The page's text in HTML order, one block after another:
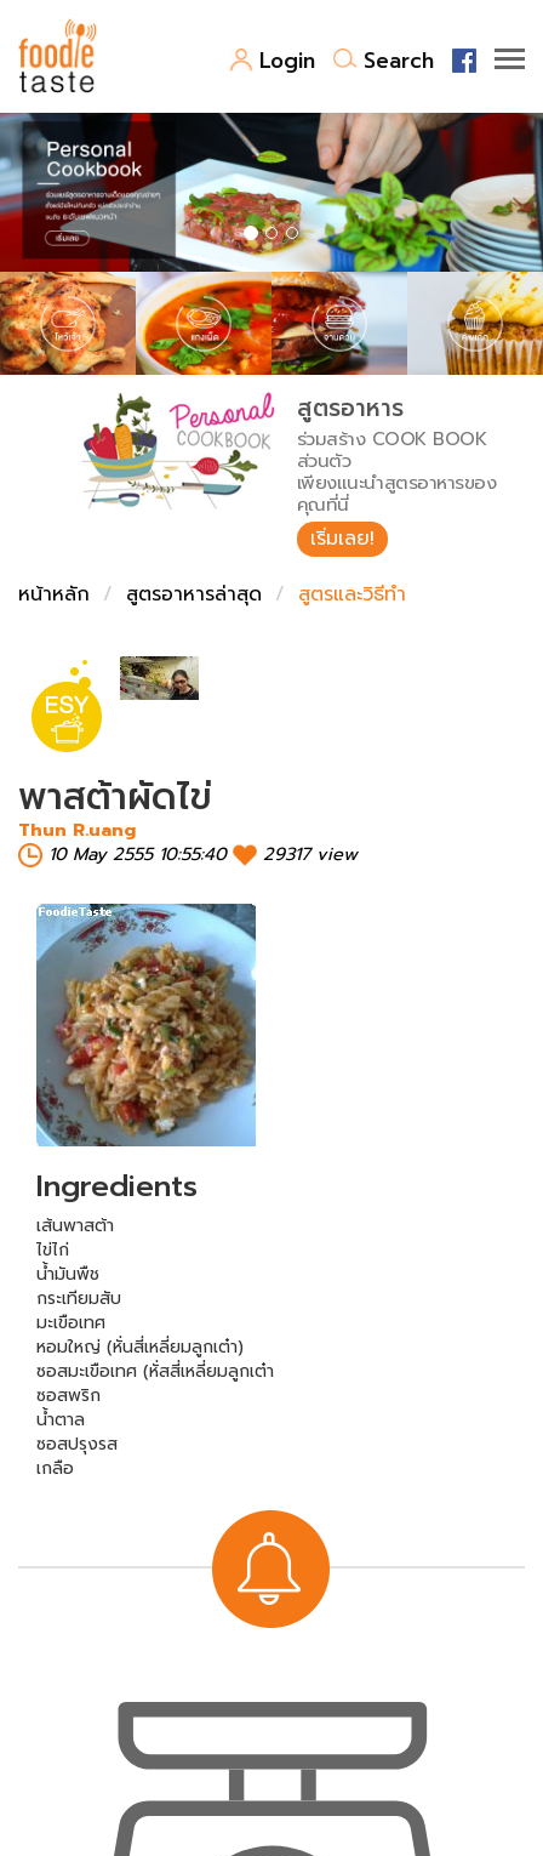
Login Search
สูตรอาหาร
สูตรอาหารล่าสุด
Top Foodie
พาไปชิม
สารพันก้นครัว
เคล็ดลับน่ารู้
เปรียบเทียบหน่วยการตวง
เปรียบเทียบอุณหภูมิ
เปรียบเทียบน้ำหนักวัตถุดิบ
FoodPedia
สร้าง Cookbook
สูตรอาหาร
ร่วมสร้าง COOK BOOK
ส่วนตัว
เพียงแนะนำสูตรอาหารของ
คุณที่นี่
เริ่มเลย!
หน้าหลัก
สูตรอาหารล่าสุด สูตรและวิธีทำ
พาสต้าผัดไข่
Thun R.uang
10 May 2555 10:55:40
29317 view
Ingredients
เส้นพาสต้า
ไข่ไก่
น้ำมันพืช
กระเทียมสับ
มะเขือเทศ
หอมใหญ่ (หั่นสี่เหลี่ยมลูกเต๋า)
ซอสมะเขือเทศ (หั่สสี่เหลี่ยมลูกเต๋า
ซอสพริก
น้ำตาล
ซอสปรุงรส
เกลือ